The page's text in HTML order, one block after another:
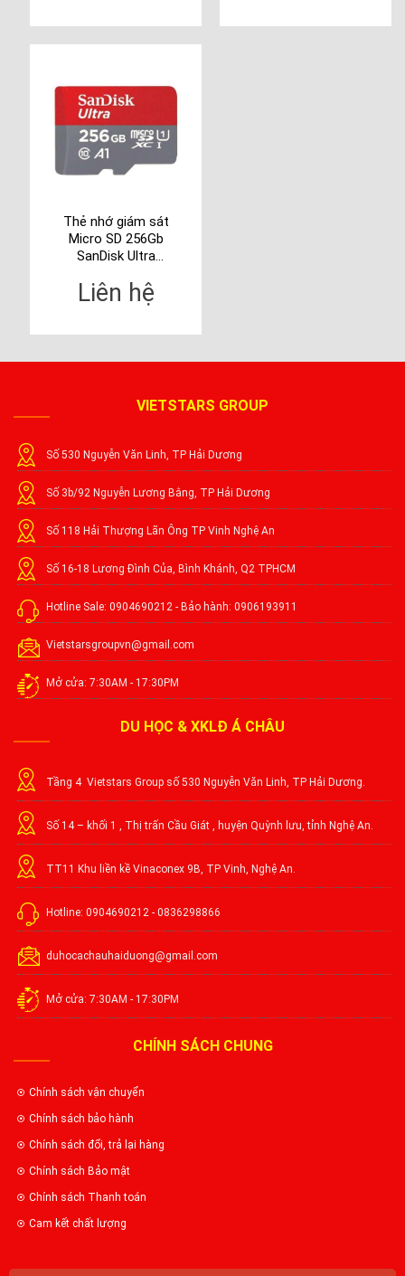
Thẻ nhớ giám sát
Micro SD 256Gb
SanDisk Ultra
GN6MN
Liên hệ
VIETSTARS GROUP
Số 530 Nguyễn Văn Linh, TP Hải Dương
Số 3b/92 Nguyễn Lương Bằng, TP Hải Dương
Số 118 Hải Thượng Lãn Ông TP Vinh Nghệ An
Số 16-18 Lương Đình Của, Bình Khánh, Q2 TPHCM
Hotline Sale: 0904690212 - Bảo hành: 0906193911
Vietstarsgroupvn@gmail.com
Mở cửa: 7:30AM - 17:30PM
DU HỌC & XKLĐ Á CHÂU
Tầng 4 Vietstars Group số 530 Nguyễn Văn Linh, TP Hải Dương.
Số 14 – khối 1 , Thị trấn Cầu Giát , huyện Quỳnh lưu, tỉnh Nghệ An.
TT11 Khu liền kề Vinaconex 9B, TP Vinh, Nghệ An.
Hotline: 0904690212 - 0836298866
duhocachauhaiduong@gmail.com
Mở cửa: 7:30AM - 17:30PM
CHÍNH SÁCH CHUNG
Chính sách vận chuyển
Chính sách bảo hành
Chính sách đổi, trả lại hàng
Chính sách Bảo mật
Chính sách Thanh toán
Cam kết chất lượng